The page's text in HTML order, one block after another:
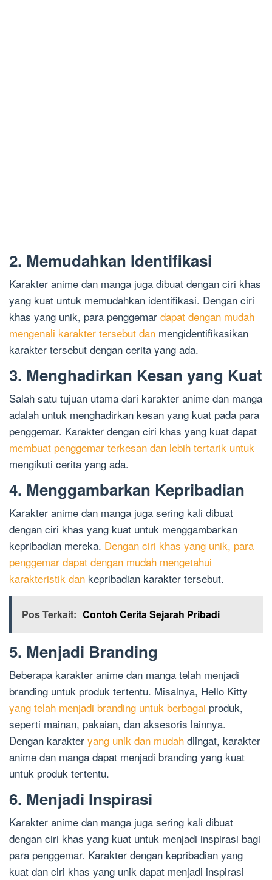
2. Memudahkan Identifikasi
Karakter anime dan manga juga dibuat dengan ciri khas
yang kuat untuk memudahkan identifikasi. Dengan ciri
khas yang unik, para penggemar dapat dengan mudah
mengenali karakter tersebut dan mengidentifikasikan
karakter tersebut dengan cerita yang ada.
3. Menghadirkan Kesan yang Kuat
Salah satu tujuan utama dari karakter anime dan manga
adalah untuk menghadirkan kesan yang kuat pada para
penggemar. Karakter dengan ciri khas yang kuat dapat
membuat penggemar terkesan dan lebih tertarik untuk
mengikuti cerita yang ada.
4. Menggambarkan Kepribadian
Karakter anime dan manga juga sering kali dibuat
dengan ciri khas yang kuat untuk menggambarkan
kepribadian mereka. Dengan ciri khas yang unik, para
penggemar dapat dengan mudah mengetahui
karakteristik dan kepribadian karakter tersebut.
Pos Terkait: Contoh Cerita Sejarah Pribadi
5. Menjadi Branding
Beberapa karakter anime dan manga telah menjadi
branding untuk produk tertentu. Misalnya, Hello Kitty
yang telah menjadi branding untuk berbagai produk,
seperti mainan, pakaian, dan aksesoris lainnya.
Dengan karakter yang unik dan mudah diingat, karakter
anime dan manga dapat menjadi branding yang kuat
untuk produk tertentu.
6. Menjadi Inspirasi
Karakter anime dan manga juga sering kali dibuat
dengan ciri khas yang kuat untuk menjadi inspirasi bagi
para penggemar. Karakter dengan kepribadian yang
kuat dan ciri khas yang unik dapat menjadi inspirasi